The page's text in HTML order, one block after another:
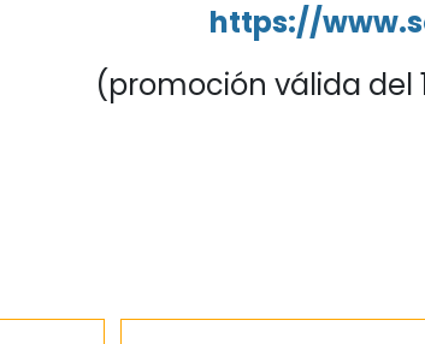
https://
(promoción válida del